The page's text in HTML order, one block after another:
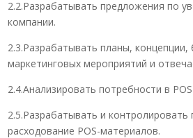
2.2.Разрабатывать предложения по
компании.
2.3.Разрабатывать планы,
маркетинговых мероприятий и
2.4.Анализировать потребности в
2.5.Разрабатывать и контролировать
расходование POS-материалов.